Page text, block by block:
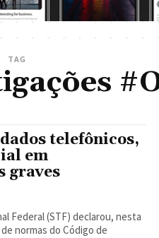
TAG
telefônicos,
em
graves
Federal (STF) declarou, nesta
normas do Código de